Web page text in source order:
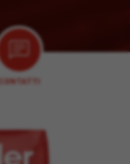
CONTATTI